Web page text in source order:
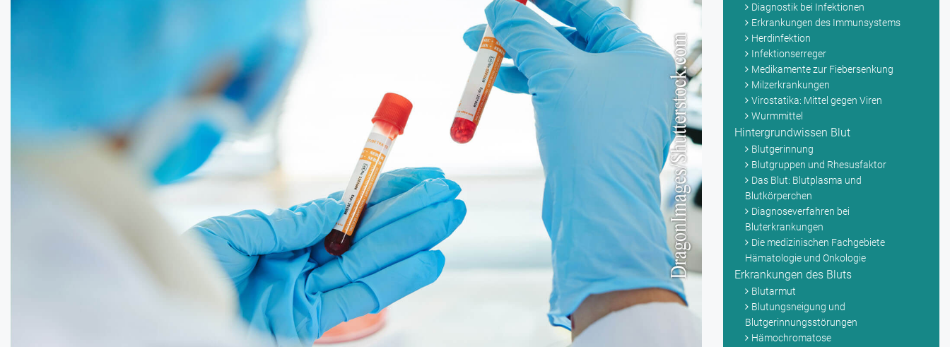
Diagnostik bei Infektionen
Erkrankungen des Immunsystems
Herdinfektion
Infektionserreger
Medikamente zur Fiebersenkung
Milzerkrankungen
Virostatika: Mittel gegen Viren
Wurmmittel
Hintergrundwissen Blut
Blutgerinnung
Blutgruppen und Rhesusfaktor
Das Blut: Blutplasma und
Blutkörperchen
Diagnoseverfahren bei
Bluterkrankungen
Die medizinischen Fachgebiete
Hämatologie und Onkologie
Erkrankungen des Bluts
Blutarmut
Blutungsneigung und
Blutgerinnungsstörungen
Hämochromatose